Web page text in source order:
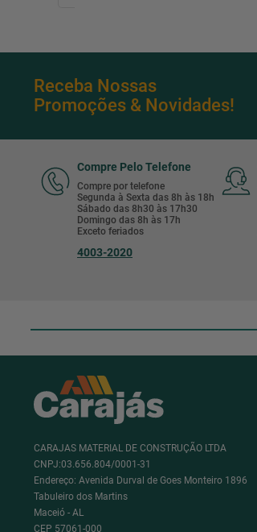
Receba Nossas
Promoções & Novidades!
Compre Pelo Telefone
Compre por telefone
Segunda à Sexta das 8h às 18h
Sábado das 8h30 às 17h30
Domingo das 8h às 17h
Exceto feriados
4003-2020
CARAJAS MATERIAL DE CONSTRUÇÃO LTDA
CNPJ:03.656.804/0001-31
Endereço: Avenida Durval de Goes Monteiro 1896
Tabuleiro dos Martins
Maceió - AL
CEP 57061-000